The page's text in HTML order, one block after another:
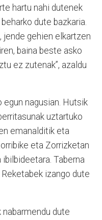
hartu nahi dutenek
dute bazkaria.
jende gehien elkartzen
baina beste asko
ez zutenak”, azaldu
egun nagusian. Hutsik
uztartuko
emanalditik eta
eta Zorrizketan
Taberna
izango dute
dute